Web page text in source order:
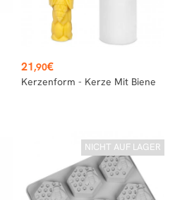
Preis
21,90€
Kerzenform - Kerze Mit Biene
NICHT AUF LAGER